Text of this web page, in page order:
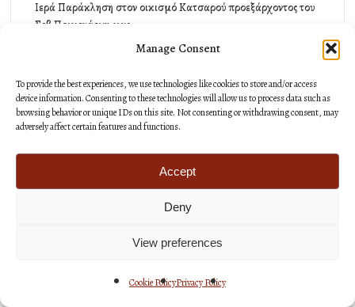
Manage Consent
To provide the best experiences, we use technologies like cookies to store and/or access
device information. Consenting to these technologies will allow us to process data such as
browsing behavior or unique IDs on this site. Not consenting or withdrawing consent, may
adversely affect certain features and functions.
Accept
Deny
View preferences
Cookie PolicyPrivacy Policy
Ιερά Παράκληση στον οικισμό Κατσαρού προεξάρχοντος του
Σεβ Ποιμενάρχη μας
4 Αυγούστου 2026